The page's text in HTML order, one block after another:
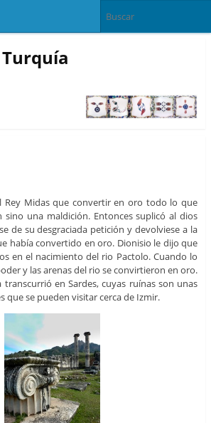
Rey Midas que convertir en oro todo lo que
una maldición. Entonces suplicó al dios
de su desgraciada petición y devolviese a la
había convertido en oro. Dionisio le dijo que
en el nacimiento del rio Pactolo. Cuando lo
y las arenas del rio se convirtieron en oro.
transcurrió en Sardes, cuyas ruínas son unas
que se pueden visitar cerca de Izmir.